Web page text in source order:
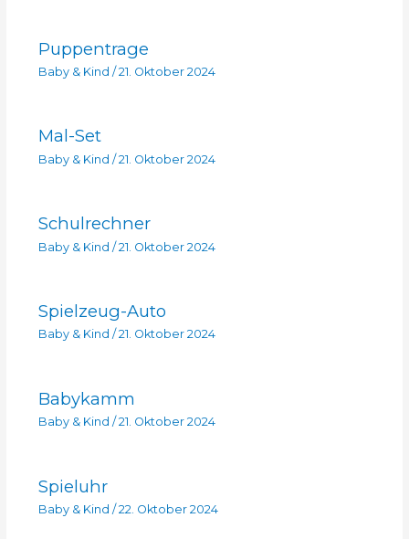
Puppentrage
Baby & Kind / 21. Oktober 2024
Mal-Set
Baby & Kind / 21. Oktober 2024
Schulrechner
Baby & Kind /21. Oktober 2024
Spielzeug-Auto
Baby & Kind / 21. Oktober 2024
Babykamm
Baby & Kind / 21. Oktober 2024
Spieluhr
Baby & Kind / 22. Oktober 2024